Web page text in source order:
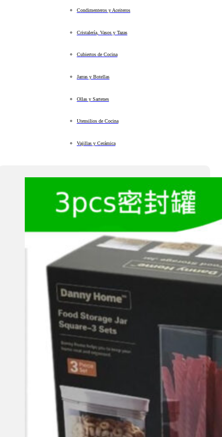
Condimenteros y Aceiteros
Cristalería, Vasos y Tazas
Cubiertos de Cocina
Jarras y Botellas
Ollas y Sartenes
Utensilios de Cocina
Vajillas y Cerámica